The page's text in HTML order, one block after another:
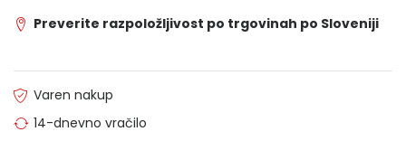
Preverite razpoložljivost po trgovinah po Sloveniji
Varen nakup
14-dnevno vračilo